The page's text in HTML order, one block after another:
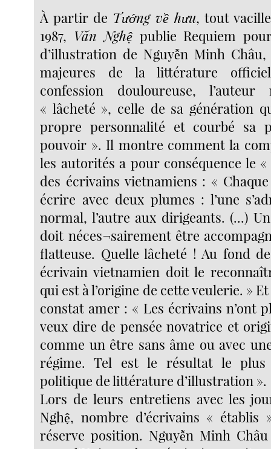
À partir de Tướng về hưu, tout
1987, Văn Nghệ publie Requiem
d’illustration de Nguyễn Minh
majeures de la littérature
confession douloureuse,
« lâcheté », celle de sa génération
propre personnalité et courbé sa
pouvoir ». Il montre comment la
les autorités a pour conséquence le
des écrivains vietnamiens : «
écrire avec deux plumes : l’une
normal, l’autre aux dirigeants. (...)
doit néces¬sairement être
flatteuse. Quelle lâcheté ! Au fond
écrivain vietnamien doit le
qui est à l’origine de cette veulerie. »
constat amer : « Les écrivains n’ont
veux dire de pensée novatrice et
comme un être sans âme ou avec
régime. Tel est le résultat le
politique de littérature d’illustration ».
Lors de leurs entretiens avec les
Nghệ, nombre d’écrivains « établis
réserve position. Nguyễn Minh